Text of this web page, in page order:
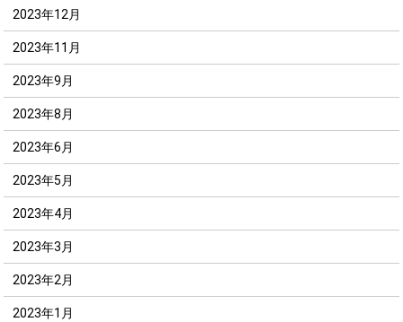
2023年12月
2023年11月
2023年9月
2023年8月
2023年6月
2023年5月
2023年4月
2023年3月
2023年2月
2023年1月